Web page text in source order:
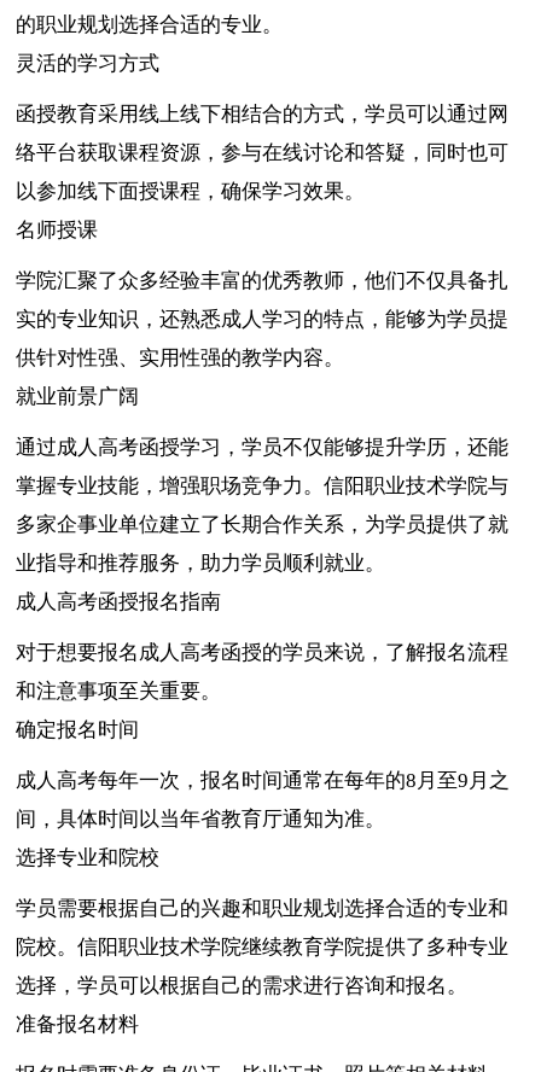
的职业规划选择合适的专业。
灵活的学习方式
函授教育采用线上线下相结合的方式，学员可以通过网
络平台获取课程资源，参与在线讨论和答疑，同时也可
以参加线下面授课程，确保学习效果。
名师授课
学院汇聚了众多经验丰富的优秀教师，他们不仅具备扎
实的专业知识，还熟悉成人学习的特点，能够为学员提
供针对性强、实用性强的教学内容。
就业前景广阔
通过成人高考函授学习，学员不仅能够提升学历，还能
掌握专业技能，增强职场竞争力。信阳职业技术学院与
多家企事业单位建立了长期合作关系，为学员提供了就
业指导和推荐服务，助力学员顺利就业。
成人高考函授报名指南
对于想要报名成人高考函授的学员来说，了解报名流程
和注意事项至关重要。
确定报名时间
成人高考每年一次，报名时间通常在每年的8月至9月之
间，具体时间以当年省教育厅通知为准。
选择专业和院校
学员需要根据自己的兴趣和职业规划选择合适的专业和
院校。信阳职业技术学院继续教育学院提供了多种专业
选择，学员可以根据自己的需求进行咨询和报名。
准备报名材料